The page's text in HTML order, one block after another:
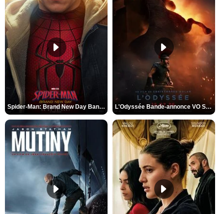
Spider-Man: Brand New Day Bande-annonce VO STFR L'Odyssée Bande-annonce VO STFR